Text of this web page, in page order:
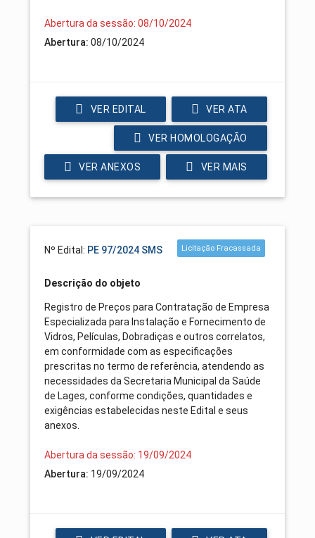
Abertura da sessão: 08/10/2024
Abertura: 08/10/2024
VER EDITAL VER ATA
VER HOMOLOGAÇÃO
VER ANEXOS VER MAIS
Nº Edital: PE 97/2024 SMS Licitação Fracassada
Descrição do objeto
Registro de Preços para Contratação de Empresa
Especializada para Instalação e Fornecimento de
Vidros, Películas, Dobradiças e outros correlatos,
em conformidade com as especificações
prescritas no termo de referência, atendendo as
necessidades da Secretaria Municipal da Saúde
de Lages, conforme condições, quantidades e
exigências estabelecidas neste Edital e seus
anexos.
Abertura da sessão: 19/09/2024
Abertura: 19/09/2024